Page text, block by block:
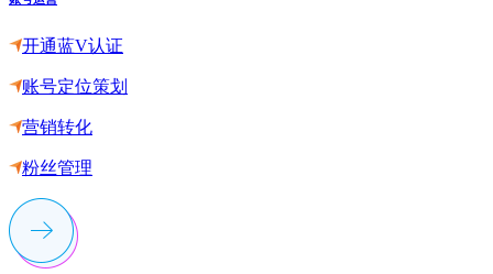
开通蓝V认证
账号定位策划
营销转化
粉丝管理